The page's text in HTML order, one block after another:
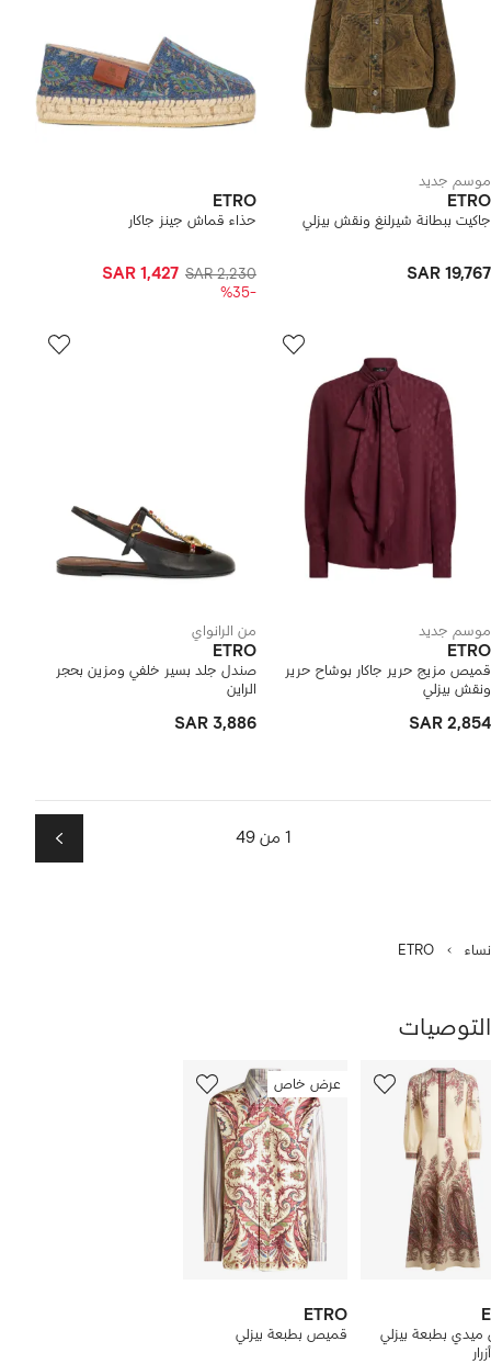
موسم جديد
ETRO
جاكيت ببطانة شيرلنغ ونقش بيزلي
SAR 19,767
ETRO
حذاء قماش جينز جاكار
SAR 2,230
SAR 1,427
-%35
موسم جديد
ETRO
قميص مزيج حرير جاكار بوشاح حرير
ونقش بيزلي
SAR 2,854
من الرانواي
ETRO
صندل جلد بسير خلفي ومزين بحجر
الراين
SAR 3,886
1 من 49 التالي
نساء ETRO
التوصيات
ميدي بطبعة بيزلي
من
عرض خاص
ETRO
قميص بطبعة بيزلي